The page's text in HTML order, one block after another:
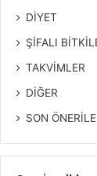
DİYET
ŞİFALI
TAKVİMLER
DİĞER
SON